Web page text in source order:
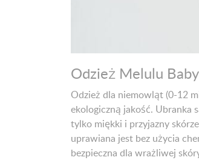
Odzież Melulu
Odzież dla niemowląt (0-12
ekologiczną jakość. Ubranka
tylko miękki i przyjazny
uprawiana jest bez użycia
bezpieczna dla wrażliwej